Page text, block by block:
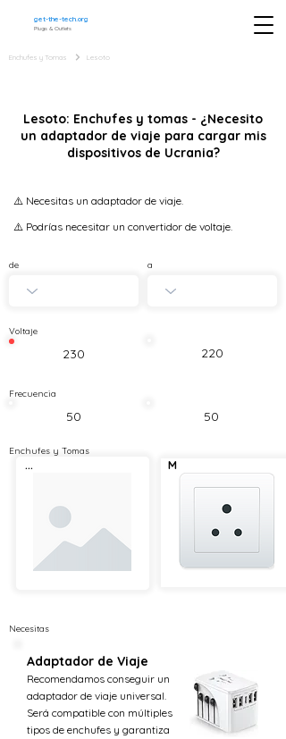
get-the-tech.org
Plugs & Outlets
Enchufes y Tomas Lesoto
Lesoto: Enchufes y tomas - ¿Necesito
un adaptador de viaje para cargar mis
dispositivos de Ucrania?
⚠️ Necesitas un adaptador de viaje.
⚠️ Podrías necesitar un convertidor de voltaje.
de a
Voltaje
230 220
Frecuencia
50 50
Enchufes y Tomas
... M
Necesitas
Adaptador de Viaje
Recomendamos conseguir un
adaptador de viaje universal.
Será compatible con múltiples
tipos de enchufes y garantiza